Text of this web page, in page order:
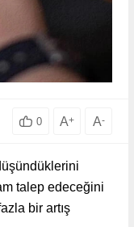
0 A+ A-
talep edeceğini
bir artış